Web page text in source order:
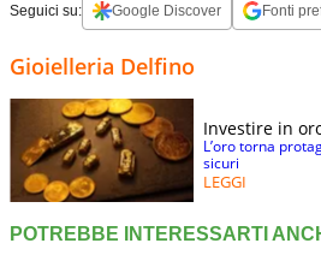
Seguici su: Google Discover Fonti
Gioielleria Delfino
Investire in
L’oro torna
sicuri
LEGGI